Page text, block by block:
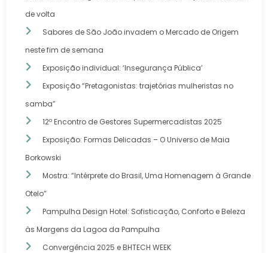
de volta
Sabores de São João invadem o Mercado de Origem
neste fim de semana
Exposição individual: ‘Insegurança Pública’
Exposição “Pretagonistas: trajetórias mulheristas no
samba”
12º Encontro de Gestores Supermercadistas 2025
Exposição: Formas Delicadas – O Universo de Maia
Borkowski
Mostra: “Intérprete do Brasil, Uma Homenagem à Grande
Otelo”
Pampulha Design Hotel: Sofisticação, Conforto e Beleza
às Margens da Lagoa da Pampulha
Convergência 2025 e BHTECH WEEK